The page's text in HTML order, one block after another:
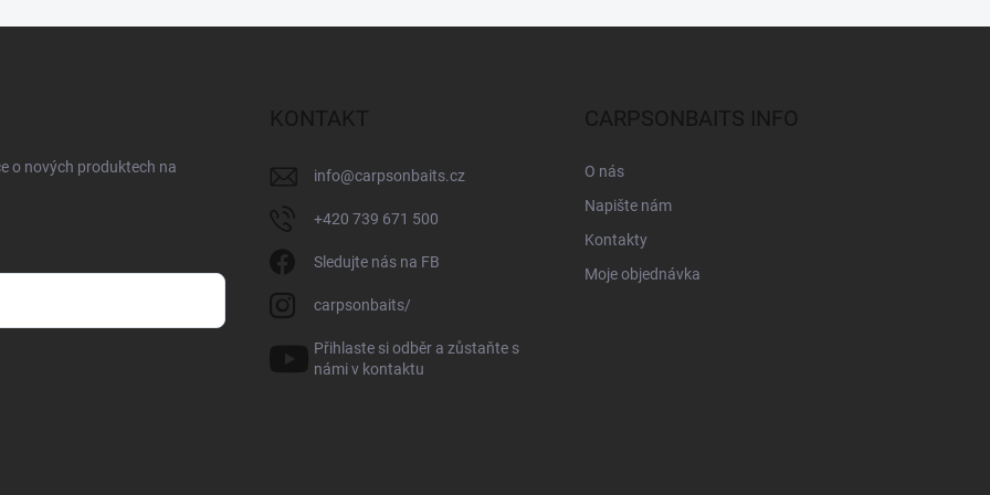
o nových produktech na
KONTAKT
info@carpsonbaits.cz
+420 739 671 500
Sledujte nás na FB
carpsonbaits/
Přihlaste si odběr a zůstaňte s
námi v kontaktu
CARPSONBAITS INFO
O nás
Napište nám
Kontakty
Moje objednávka